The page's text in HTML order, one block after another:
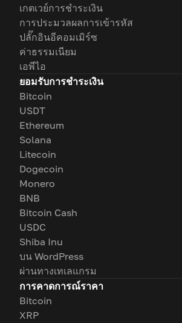
เกตเวย์การชำระเงิน
การประมวลผลการเข้ารหัส
ปลั๊กอินอีคอมเมิร์ซ
ค่าธรรมเนียม
เอพีไอ
ยอมรับการชำระเงิน
Bitcoin
USDT
Ethereum
Solana
Litecoin
Dogecoin
Monero
BNB
Bitcoin Cash
USDC
Shiba Inu
บน WordPress
ผ่านทางเทเลแกรม
การคาดการณ์ราคา
Bitcoin
XRP